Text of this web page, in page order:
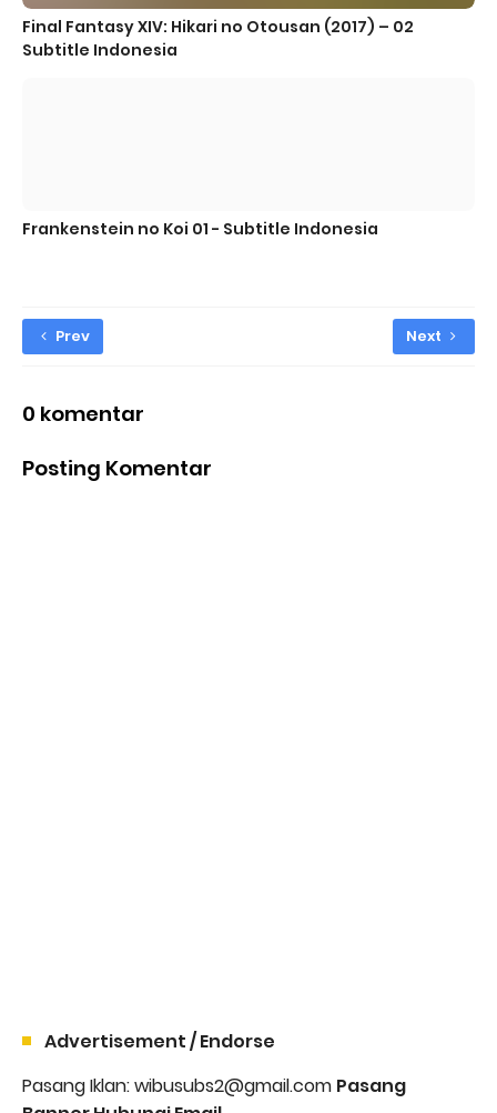
Final Fantasy XIV: Hikari no Otousan (2017) – 02
Subtitle Indonesia
Frankenstein no Koi 01 - Subtitle Indonesia
Prev Next
0 komentar
Posting Komentar
Advertisement / Endorse
Pasang Iklan: wibusubs2@gmail.com Pasang